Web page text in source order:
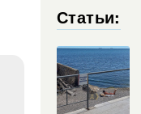
Статьи: